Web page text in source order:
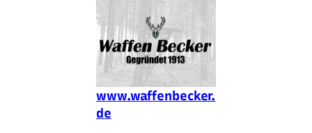
www.waffenbecker.
de